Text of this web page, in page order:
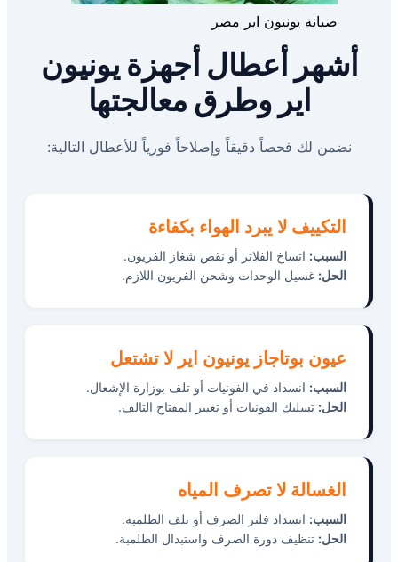
صيانة يونيون اير مصر
أشهر أعطال أجهزة يونيون
اير وطرق معالجتها
نضمن لك فحصاً دقيقاً وإصلاحاً فورياً للأعطال التالية:
التكييف لا يبرد الهواء بكفاءة
السبب: اتساخ الفلاتر أو نقص شغاز الفريون.
الحل: غسيل الوحدات وشحن الفريون اللازم.
عيون بوتاجاز يونيون اير لا تشتعل
السبب: انسداد في الفونيات أو تلف بوزارة الإشعال.
الحل: تسليك الفونيات أو تغيير المفتاح التالف.
الغسالة لا تصرف المياه
السبب: انسداد فلتر الصرف أو تلف الطلمبة.
الحل: تنظيف دورة الصرف واستبدال الطلمبة.